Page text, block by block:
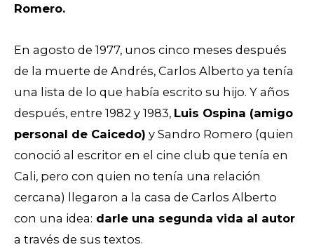
Romero.
En agosto de 1977, unos cinco meses después
de la muerte de Andrés, Carlos Alberto ya tenía
una lista de lo que había escrito su hijo. Y años
después, entre 1982 y 1983, Luis Ospina (amigo
personal de Caicedo) y Sandro Romero (quien
conoció al escritor en el cine club que tenía en
Cali, pero con quien no tenía una relación
cercana) llegaron a la casa de Carlos Alberto
con una idea: darle una segunda vida al autor
a través de sus textos.